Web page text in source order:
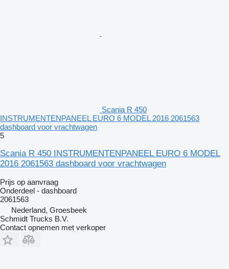
Scania R 450
INSTRUMENTENPANEEL EURO 6 MODEL 2016 2061563
dashboard voor vrachtwagen
5
Scania R 450 INSTRUMENTENPANEEL EURO 6 MODEL
2016 2061563 dashboard voor vrachtwagen
Prijs op aanvraag
Onderdeel - dashboard
2061563
Nederland, Groesbeek
Schmidt Trucks B.V.
Contact opnemen met verkoper